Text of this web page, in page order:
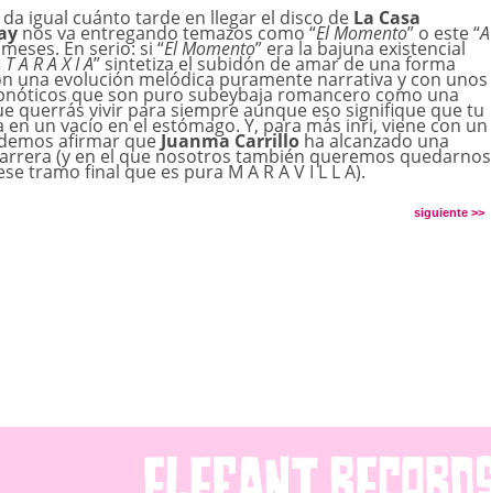
igual cuánto tarde en llegar el disco de La Casa
nos va entregando temazos como “El Momento” o este “A
En serio: si “El Momento” era la bajuna existencial
T A R A X I A” sintetiza el subidón de amar de una forma
una evolución melódica puramente narrativa y con unos
que son puro subeybaja romancero como una
querrás vivir para siempre aunque eso signifique que tu
un vacío en el estómago. Y, para más inri, viene con un
afirmar que Juanma Carrilloha alcanzado una
(y en el que nosotros también queremos quedarnos
tramo final que es pura M A R A V I L L A).
siguiente >>